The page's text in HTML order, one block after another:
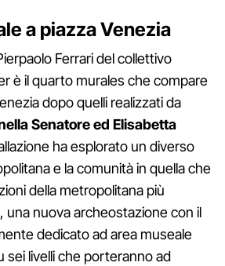
a piazza Venezia
Ferrari del collettivo
è il quarto murales che compare
dopo quelli realizzati da
Senatore ed Elisabetta
ha esplorato un diverso
e la comunità in quella che
della metropolitana più
una nuova archeostazione con il
dedicato ad area museale
sei livelli che porteranno ad